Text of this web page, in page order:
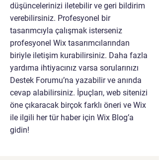
düşüncelerinizi iletebilir ve geri bildirim
verebilirsiniz. Profesyonel bir
tasarımcıyla çalışmak isterseniz
profesyonel Wix tasarımcılarından
biriyle iletişim kurabilirsiniz. Daha fazla
yardıma ihtiyacınız varsa sorularınızı
Destek Forumu’na yazabilir ve anında
cevap alabilirsiniz. İpuçları, web sitenizi
öne çıkaracak birçok farklı öneri ve Wix
ile ilgili her tür haber için Wix Blog’a
gidin!